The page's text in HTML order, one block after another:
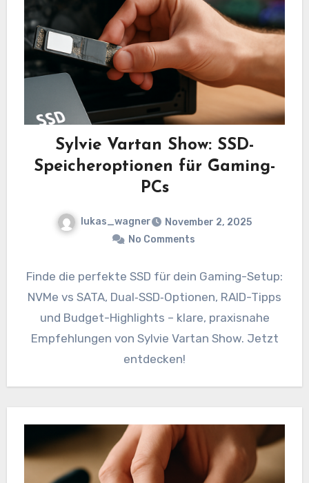
Sylvie Vartan Show: SSD-
Speicheroptionen für Gaming-
PCs
lukas_wagner
November 2, 2025
No Comments
Finde die perfekte SSD für dein Gaming-Setup:
NVMe vs SATA, Dual‑SSD‑Optionen, RAID-Tipps
und Budget-Highlights – klare, praxisnahe
Empfehlungen von Sylvie Vartan Show. Jetzt
entdecken!